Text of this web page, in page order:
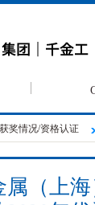
获奖情况/资格认证
（上